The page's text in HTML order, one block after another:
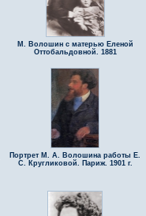
М. Волошин с матерью Еленой
Оттобальдовной. 1881
Портрет М. А. Волошина работы Е.
С. Кругликовой. Париж. 1901 г.